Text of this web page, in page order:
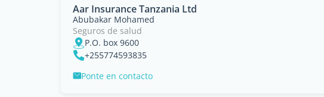
Aar Insurance Tanzania Ltd
Abubakar Mohamed
Seguros de salud
P.O. box 9600
+255774593835
Ponte en contacto